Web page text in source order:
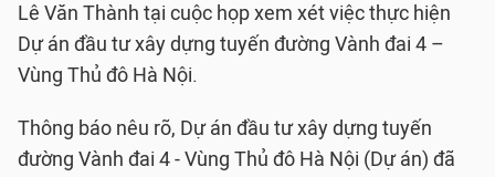
Lê Văn Thành tại cuộc họp xem xét việc thực hiện
Dự án đầu tư xây dựng tuyến đường Vành đai 4 –
Vùng Thủ đô Hà Nội.
Thông báo nêu rõ, Dự án đầu tư xây dựng tuyến
đường Vành đai 4 - Vùng Thủ đô Hà Nội (Dự án) đã